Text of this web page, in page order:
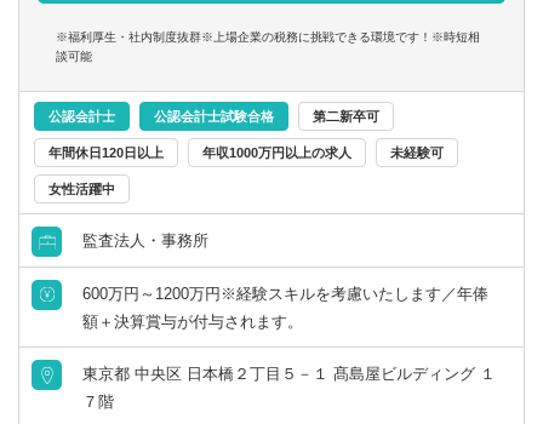
マネーフォワード、freee、弥生、達人、TKC
※福利厚生・社内制度抜群※上場企業の税務に挑戦できる環境です！※時短相
談可能
公認会計士 公認会計士試験合格 第二新卒可
年間休日120日以上 年収1000万円以上の求人 未経験可
女性活躍中
監査法人・事務所
600万円～1200万円※経験スキルを考慮いたします／年俸
額＋決算賞与が付与されます。
東京都 中央区 日本橋２丁目５－１ 髙島屋ビルディング １
７階
MBAホルダー募集
有形商材の求人
管理職求人
オンライン面接／WEB面接（実績あり）
語学
英語力を活かす
中国語を活かす